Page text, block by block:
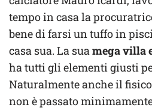
tempo in casa la
bene di farsi un tuffo in
casa sua. La suamega villa
ha tutti gli elementi giusti
Naturalmente anche il
non è passato